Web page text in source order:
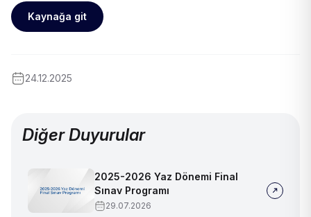
Kaynağa git
24.12.2025
Diğer Duyurular
2025-2026 Yaz Dönemi Final
Sınav Programı
29.07.2026